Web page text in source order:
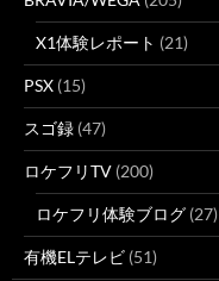
X1体験レポート (21)
PSX (15)
スゴ録 (47)
ロケフリTV (200)
ロケフリ体験ブログ (27)
有機ELテレビ (51)